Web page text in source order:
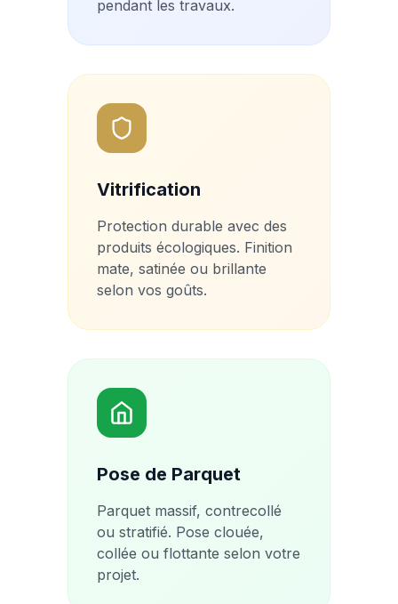
pendant les travaux.
Vitrification
Protection durable avec des
produits écologiques. Finition
mate, satinée ou brillante
selon vos goûts.
Pose de Parquet
Parquet massif, contrecollé
ou stratifié. Pose clouée,
collée ou flottante selon votre
projet.